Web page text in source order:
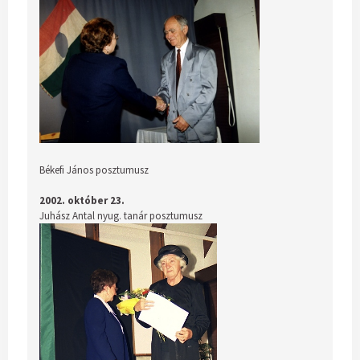
Békefi János posztumusz
2002. október 23.
Juhász Antal nyug. tanár posztumusz